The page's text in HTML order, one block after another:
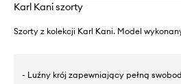
Karl Kani szorty
Szorty z kolekcji Karl Kani. Model
- Luźny krój zapewniający pełną